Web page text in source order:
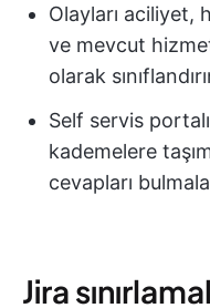
Olayları aciliyet,
ve mevcut
olarak
Self servis
kademelere
cevapları
Jira